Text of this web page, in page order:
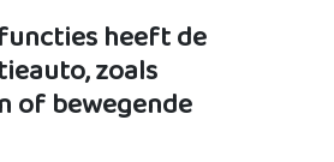
heeft de
zoals
of bewegende